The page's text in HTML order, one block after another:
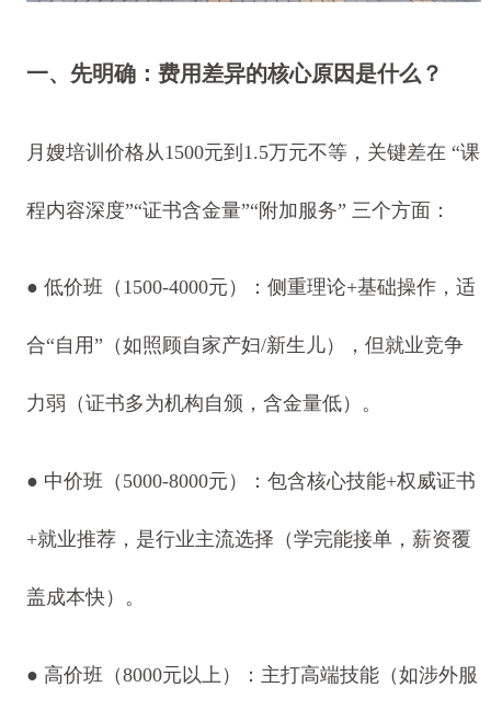
一、先明确：费用差异的核心原因是什么？
月嫂培训价格从1500元到1.5万元不等，关键差在 “课
程内容深度”“证书含金量”“附加服务” 三个方面：
● 低价班（1500-4000元）：侧重理论+基础操作，适
合“自用”（如照顾自家产妇/新生儿），但就业竞争
力弱（证书多为机构自颁，含金量低）。
● 中价班（5000-8000元）：包含核心技能+权威证书
+就业推荐，是行业主流选择（学完能接单，薪资覆
盖成本快）。
● 高价班（8000元以上）：主打高端技能（如涉外服